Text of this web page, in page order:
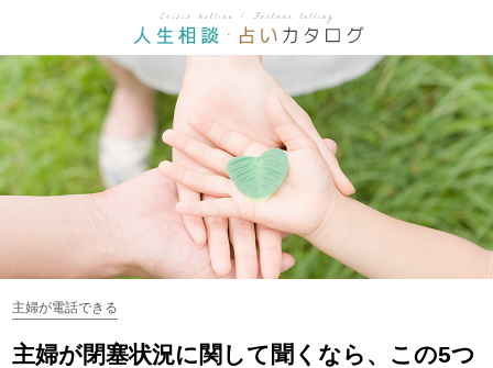
主婦が電話できる
主婦が閉塞状況に関して聞くなら、この5つ